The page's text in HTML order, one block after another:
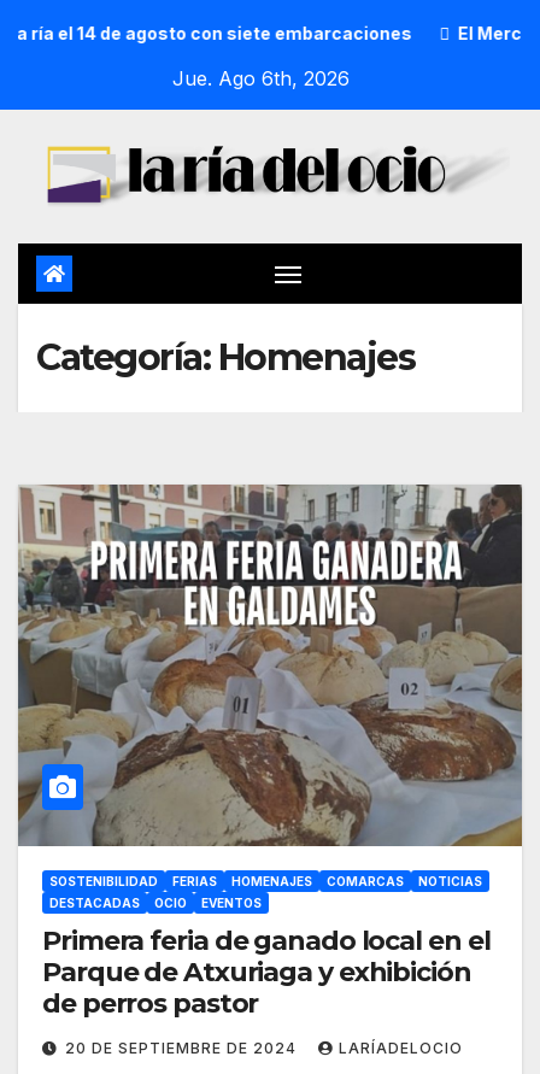
de agosto con siete embarcaciones El Mercado de
Jue. Ago 6th, 2026
Categoría: Homenajes
SOSTENIBILIDAD FERIAS HOMENAJES COMARCAS
NOTICIAS
DESTACADAS
OCIO EVENTOS
Primera feria de ganado local en el
Parque de Atxuriaga y exhibición
de perros pastor
20 DE SEPTIEMBRE DE 2024 LARÍADELOCIO